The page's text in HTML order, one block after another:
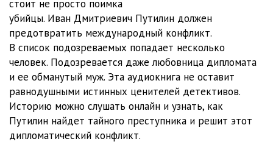
Kostyum_Arlekina_0014
Kostyum_Arlekina_0015
Kostyum_Arlekina_0016
Kostyum_Arlekina_0017
Kostyum_Arlekina_0018
Kostyum_Arlekina_0019 26:50
стоит не просто поимка
убийцы. Иван Дмитриевич Путилин должен
предотвратить международный конфликт.
В список подозреваемых попадает несколько
человек. Подозревается даже любовница дипломата
и ее обманутый муж. Эта аудиокнига не оставит
равнодушными истинных ценителей детективов.
Историю можно слушать онлайн и узнать, как
Путилин найдет тайного преступника и решит этот
дипломатический конфликт.